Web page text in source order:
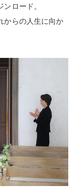
ロード。
からの人生に向か